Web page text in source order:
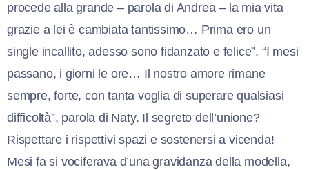
procede alla grande – parola di Andrea – la mia vita
grazie a lei è cambiata tantissimo… Prima ero un
single incallito, adesso sono fidanzato e felice”. “I mesi
passano, i giorni le ore… Il nostro amore rimane
sempre, forte, con tanta voglia di superare qualsiasi
difficoltà”, parola di Naty. Il segreto dell’unione?
Rispettare i rispettivi spazi e sostenersi a vicenda!
Mesi fa si vociferava d’una gravidanza della modella,